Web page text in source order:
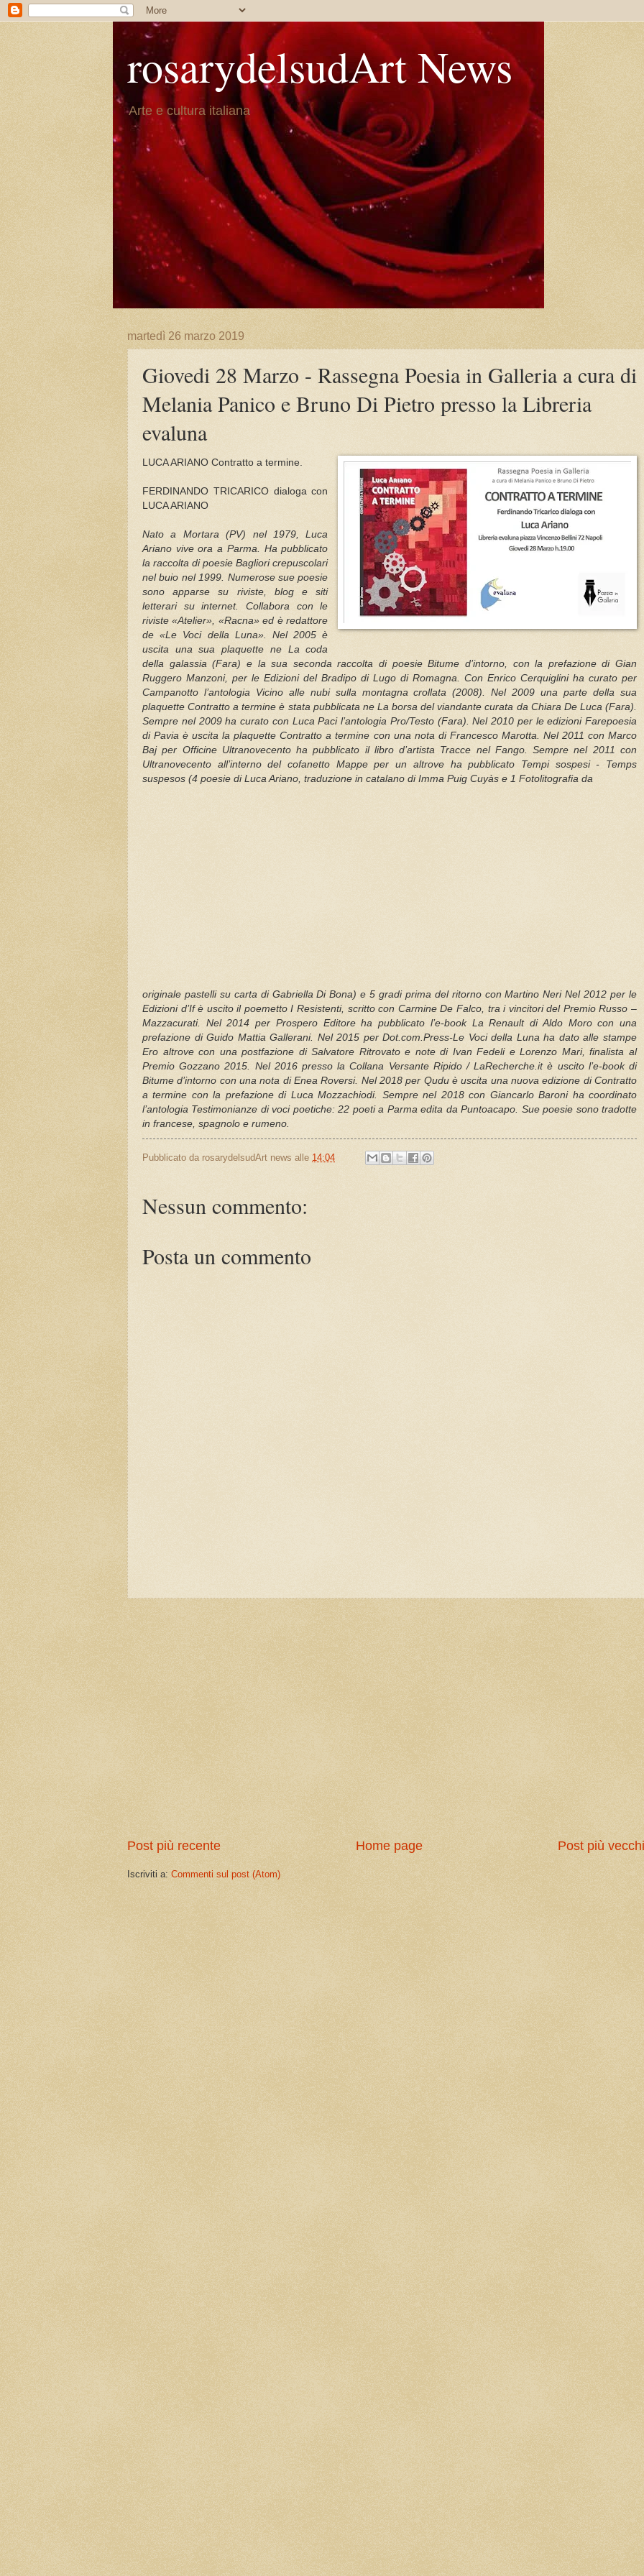
rosarydelsudArt News
Arte e cultura italiana
martedì 26 marzo 2019
Giovedi 28 Marzo - Rassegna Poesia in Galleria a cura di
Melania Panico e Bruno Di Pietro presso la Libreria
evaluna
LUCA ARIANO Contratto a termine.
FERDINANDO TRICARICO dialoga con
LUCA ARIANO
Nato a Mortara (PV) nel 1979, Luca
Ariano vive ora a Parma. Ha pubblicato
la raccolta di poesie Bagliori crepuscolari
nel buio nel 1999. Numerose sue poesie
sono apparse su riviste, blog e siti
letterari su internet. Collabora con le
riviste «Atelier», «Racna» ed è redattore
de «Le Voci della Luna». Nel 2005 è
uscita una sua plaquette ne La coda
della galassia (Fara) e la sua seconda raccolta di poesie Bitume d’intorno, con la prefazione di Gian
Ruggero Manzoni, per le Edizioni del Bradipo di Lugo di Romagna. Con Enrico Cerquiglini ha curato per
Campanotto l’antologia Vicino alle nubi sulla montagna crollata (2008). Nel 2009 una parte della sua
plaquette Contratto a termine è stata pubblicata ne La borsa del viandante curata da Chiara De Luca (Fara).
Sempre nel 2009 ha curato con Luca Paci l’antologia Pro/Testo (Fara). Nel 2010 per le edizioni Farepoesia
di Pavia è uscita la plaquette Contratto a termine con una nota di Francesco Marotta. Nel 2011 con Marco
Baj per Officine Ultranovecento ha pubblicato il libro d’artista Tracce nel Fango. Sempre nel 2011 con
Ultranovecento all’interno del cofanetto Mappe per un altrove ha pubblicato Tempi sospesi - Temps
suspesos (4 poesie di Luca Ariano, traduzione in catalano di Imma Puig Cuyàs e 1 Fotolitografia da
originale pastelli su carta di Gabriella Di Bona) e 5 gradi prima del ritorno con Martino Neri Nel 2012 per le
Edizioni d’If è uscito il poemetto I Resistenti, scritto con Carmine De Falco, tra i vincitori del Premio Russo –
Mazzacurati. Nel 2014 per Prospero Editore ha pubblicato l’e-book La Renault di Aldo Moro con una
prefazione di Guido Mattia Gallerani. Nel 2015 per Dot.com.Press-Le Voci della Luna ha dato alle stampe
Ero altrove con una postfazione di Salvatore Ritrovato e note di Ivan Fedeli e Lorenzo Mari, finalista al
Premio Gozzano 2015. Nel 2016 presso la Collana Versante Ripido / LaRecherche.it è uscito l’e-book di
Bitume d’intorno con una nota di Enea Roversi. Nel 2018 per Qudu è uscita una nuova edizione di Contratto
a termine con la prefazione di Luca Mozzachiodi. Sempre nel 2018 con Giancarlo Baroni ha coordinato
l’antologia Testimonianze di voci poetiche: 22 poeti a Parma edita da Puntoacapo. Sue poesie sono tradotte
in francese, spagnolo e rumeno.
Pubblicato da rosarydelsudArt news alle 14:04
Nessun commento:
Posta un commento
Post più recente Post più
Home page
Iscriviti a: Commenti sul post (Atom)